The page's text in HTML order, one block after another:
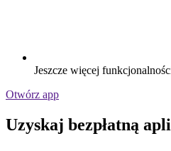
Jeszcze więcej
Otwórz app
Uzyskaj bezpłatną